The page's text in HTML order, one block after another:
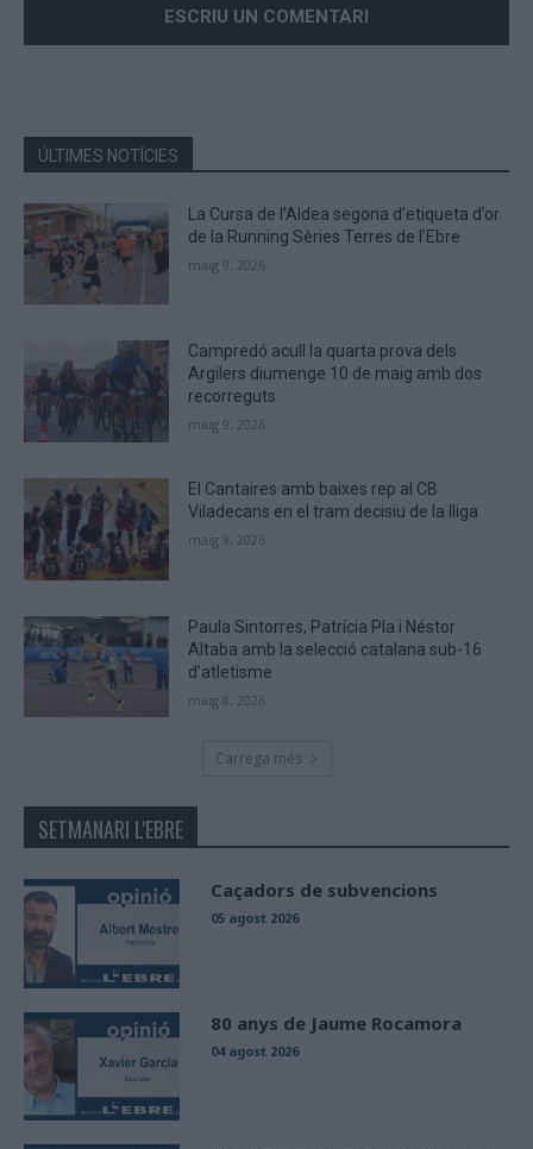
the
the
CAPTCHA
to
verify
that
you
ÚLTIMES NOTÍCIES
La Cursa de l’Aldea segona d’etiqueta d’or
de la Running Sèries Terres de l’Ebre
maig 9, 2026
Campredó acull la quarta prova dels
Argilers diumenge 10 de maig amb dos
recorreguts
maig 9, 2026
El Cantaires amb baixes rep al CB
Viladecans en el tram decisiu de la lliga
maig 9, 2026
Paula Sintorres, Patrícia Pla i Néstor
Altaba amb la selecció catalana sub-16
d’atletisme
maig 8, 2026
Carrega més
SETMANARI L'EBRE
Caçadors de subvencions
05 agost 2026
80 anys de Jaume Rocamora
04 agost 2026